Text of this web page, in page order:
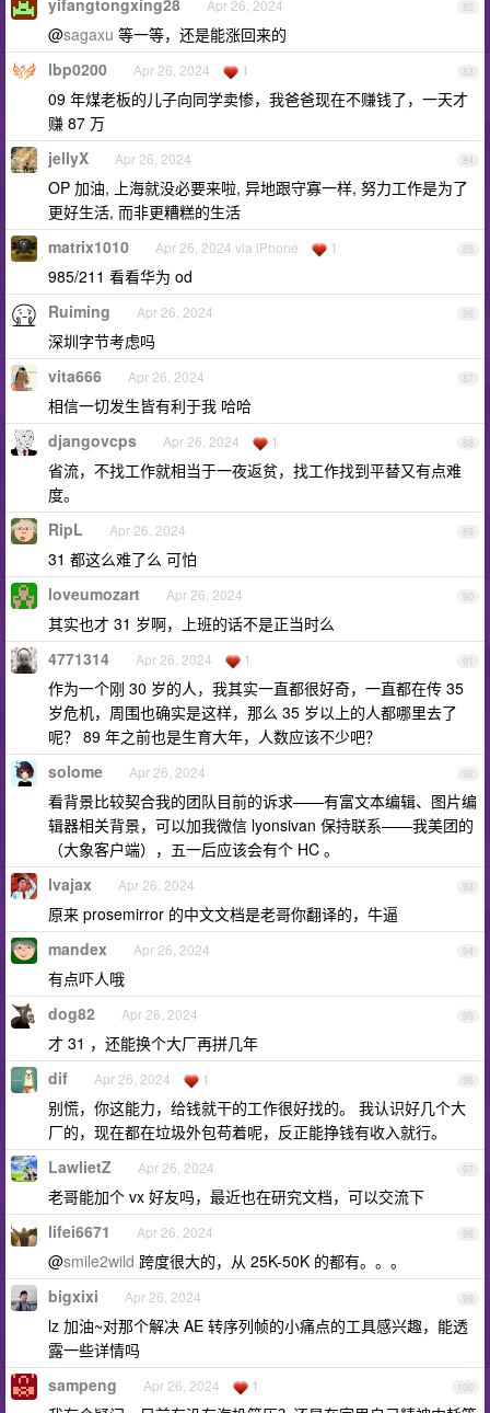
82
yifangtongxing28 Apr 26, 2024
@sagaxu 等一等，还是能涨回来的
83
lbp0200 Apr 26, 2024 1
09 年煤老板的儿子向同学卖惨，我爸爸现在不赚钱了，一天才
赚 87 万
84
jellyX Apr 26, 2024
OP 加油, 上海就没必要来啦, 异地跟守寡一样, 努力工作是为了
更好生活, 而非更糟糕的生活
85
matrix1010 Apr 26, 2024 via iPhone 1
985/211 看看华为 od
86
Ruiming Apr 26, 2024
深圳字节考虑吗
87
vita666 Apr 26, 2024
相信一切发生皆有利于我 哈哈
88
djangovcps Apr 26, 2024 1
省流，不找工作就相当于一夜返贫，找工作找到平替又有点难
度。
89
RipL Apr 26, 2024
31 都这么难了么 可怕
90
loveumozart Apr 26, 2024
其实也才 31 岁啊，上班的话不是正当时么
91
4771314 Apr 26, 2024 1
作为一个刚 30 岁的人，我其实一直都很好奇，一直都在传 35
岁危机，周围也确实是这样，那么 35 岁以上的人都哪里去了
呢？ 89 年之前也是生育大年，人数应该不少吧？
92
solome Apr 26, 2024
看背景比较契合我的团队目前的诉求——有富文本编辑、图片编
辑器相关背景，可以加我微信 lyonsivan 保持联系——我美团的
（大象客户端），五一后应该会有个 HC 。
93
lvajax Apr 26, 2024
原来 prosemirror 的中文文档是老哥你翻译的，牛逼
94
mandex Apr 26, 2024
有点吓人哦
95
dog82 Apr 26, 2024
才 31 ，还能换个大厂再拼几年
96
dif Apr 26, 2024 1
别慌，你这能力，给钱就干的工作很好找的。 我认识好几个大
厂的，现在都在垃圾外包苟着呢，反正能挣钱有收入就行。
97
LawlietZ Apr 26, 2024
老哥能加个 vx 好友吗，最近也在研究文档，可以交流下
98
lifei6671 Apr 26, 2024
@smile2wild 跨度很大的，从 25K-50K 的都有。。。
99
bigxixi Apr 26, 2024
lz 加油~对那个解决 AE 转序列帧的小痛点的工具感兴趣，能透
露一些详情吗
100
sampeng Apr 26, 2024 1